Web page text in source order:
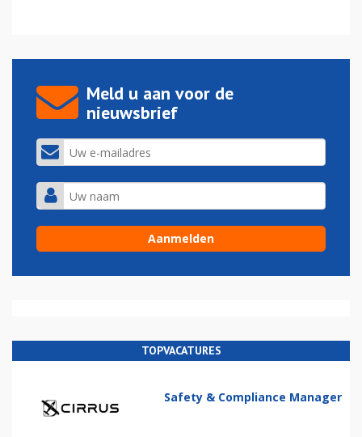
Meld u aan voor de
nieuwsbrief
TOPVACATURES
Safety & Compliance Manager